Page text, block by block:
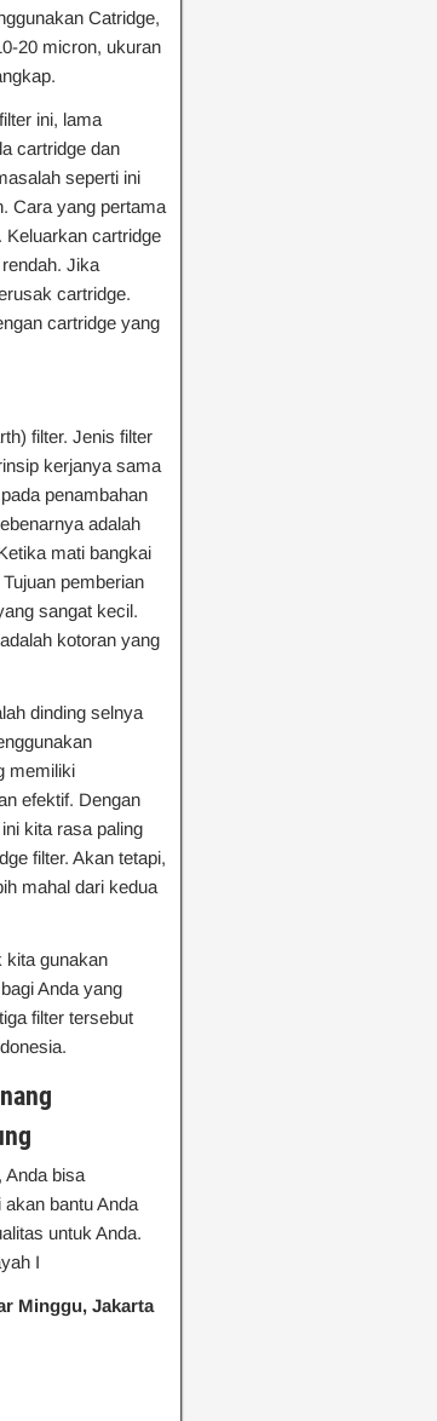
Catridge,
20 micron, ukuran
ini, lama
cartridge dan
seperti ini
Cara yang pertama
Keluarkan cartridge
Jika
cartridge.
cartridge yang
filter. Jenis filter
kerjanya sama
penambahan
adalah
mati bangkai
pemberian
sangat kecil.
kotoran yang
dinding selnya
memiliki
efektif. Dengan
kita rasa paling
filter. Akan tetapi,
mahal dari kedua
kita gunakan
Anda yang
filter tersebut
Anda bisa
bantu Anda
untuk Anda.
I
Minggu, Jakarta